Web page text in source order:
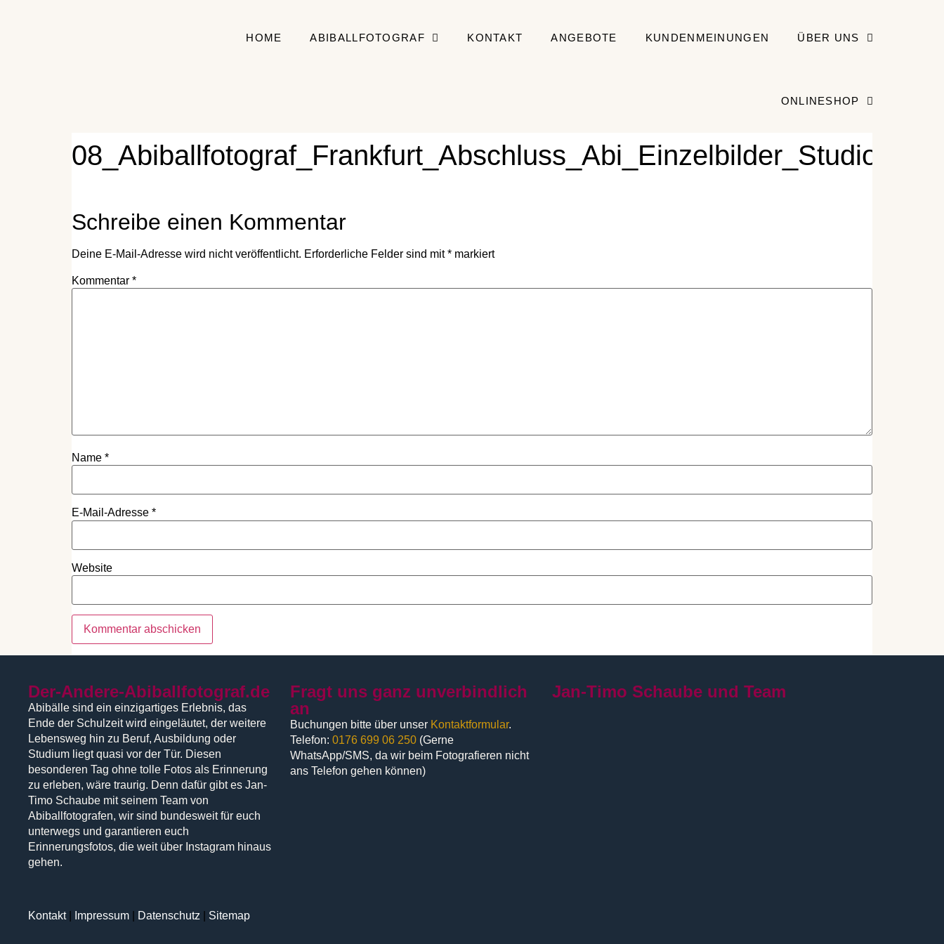
HOME ABIBALLFOTOGRAF KONTAKT ANGEBOTE KUNDENMEINUNGEN ÜBER UNS
ONLINESHOP
Schreibe einen Kommentar
Deine E-Mail-Adresse wird nicht veröffentlicht. Erforderliche Felder sind mit* markiert
Kommentar *
Name *
E-Mail-Adresse *
Website
Der-Andere-Abiballfotograf.de
Abibälle sind ein einzigartiges Erlebnis, das
Ende der Schulzeit wird eingeläutet, der weitere
Lebensweg hin zu Beruf, Ausbildung oder
Studium liegt quasi vor der Tür. Diesen
besonderen Tag ohne tolle Fotos als Erinnerung
zu erleben, wäre traurig. Denn dafür gibt es Jan-
Timo Schaube mit seinem Team von
Abiballfotografen, wir sind bundesweit für euch
unterwegs und garantieren euch
Erinnerungsfotos, die weit über Instagram hinaus
gehen.
Fragt uns ganz unverbindlich
an
Buchungen bitte über unser Kontaktformular.
Telefon: 0176 699 06 250(Gerne
WhatsApp/SMS, da wir beim Fotografieren nicht
ans Telefon gehen können)
Jan-Timo Schaube und Team
Kontakt| Impressum Datenschutz Sitemap